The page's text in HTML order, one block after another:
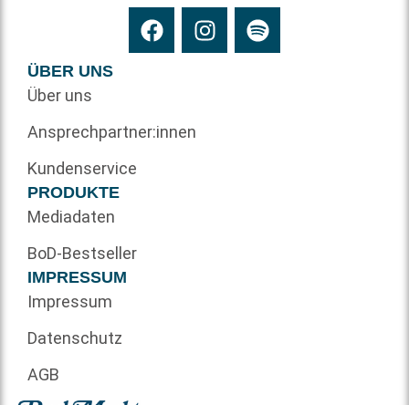
ÜBER UNS
Über uns
Ansprechpartner:innen
Kundenservice
PRODUKTE
Mediadaten
BoD-Bestseller
IMPRESSUM
Impressum
Datenschutz
AGB